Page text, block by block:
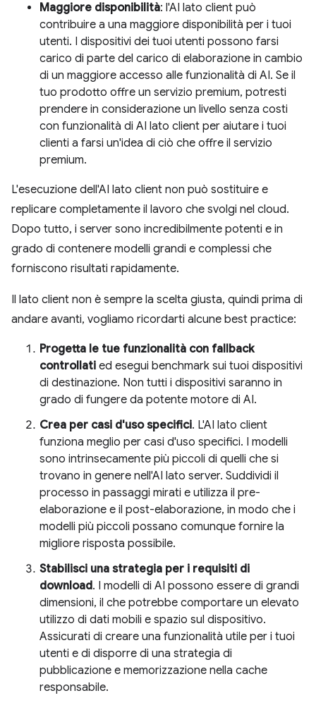
Maggiore disponibilità: l'AI lato client può
contribuire a una maggiore disponibilità per i tuoi
utenti. I dispositivi dei tuoi utenti possono farsi
carico di parte del carico di elaborazione in cambio
di un maggiore accesso alle funzionalità di AI. Se il
tuo prodotto offre un servizio premium, potresti
prendere in considerazione un livello senza costi
con funzionalità di AI lato client per aiutare i tuoi
clienti a farsi un'idea di ciò che offre il servizio
premium.
L'esecuzione dell'AI lato client non può sostituire e
replicare completamente il lavoro che svolgi nel cloud.
Dopo tutto, i server sono incredibilmente potenti e in
grado di contenere modelli grandi e complessi che
forniscono risultati rapidamente.
Il lato client non è sempre la scelta giusta, quindi prima di
andare avanti, vogliamo ricordarti alcune best practice:
Progetta le tue funzionalità con fallback
controllati ed esegui benchmark sui tuoi dispositivi
di destinazione. Non tutti i dispositivi saranno in
grado di fungere da potente motore di AI.
Crea per casi d'uso specifici. L'AI lato client
funziona meglio per casi d'uso specifici. I modelli
sono intrinsecamente più piccoli di quelli che si
trovano in genere nell'AI lato server. Suddividi il
processo in passaggi mirati e utilizza il pre-
elaborazione e il post-elaborazione, in modo che i
modelli più piccoli possano comunque fornire la
migliore risposta possibile.
Stabilisci una strategia per i requisiti di
download. I modelli di AI possono essere di grandi
dimensioni, il che potrebbe comportare un elevato
utilizzo di dati mobili e spazio sul dispositivo.
Assicurati di creare una funzionalità utile per i tuoi
utenti e di disporre di una strategia di
pubblicazione e memorizzazione nella cache
responsabile.